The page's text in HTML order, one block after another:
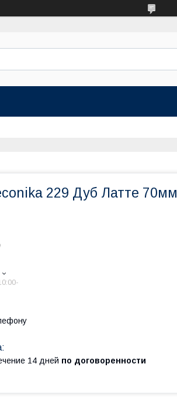
229 Дуб Латте 70мм
14 дней по договоренности